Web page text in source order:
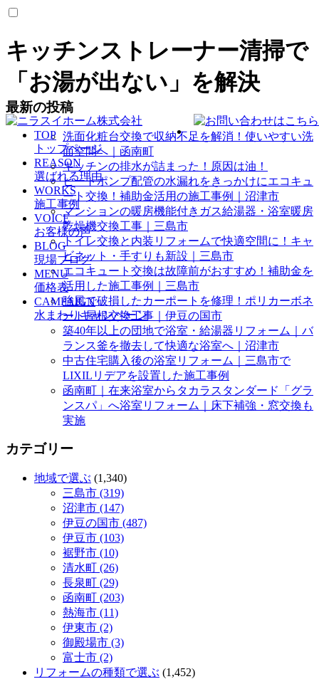
キッチンストレーナー清掃で
「お湯が出ない」を解決
TOP
トップページ
REASON
選ばれる理由
WORKS
施工事例
VOICE
お客様の声
BLOG
現場ブログ
MENU
価格表
CAMPAIGN
水まわりキャンペーン
最新の投稿
洗面化粧台交換で収納不足を解消！使いやすい洗
面空間へ｜函南町
キッチンの排水が詰まった！原因は油！
ヒートポンプ配管の水漏れをきっかけにエコキュ
ート交換！補助金活用の施工事例｜沼津市
マンションの暖房機能付きガス給湯器・浴室暖房
乾燥機交換工事｜三島市
トイレ交換と内装リフォームで快適空間に！キャ
ビネット・手すりも新設｜三島市
エコキュート交換は故障前がおすすめ！補助金を
活用した施工事例｜三島市
強風で破損したカーポートを修理！ポリカーボネ
ート屋根交換工事｜伊豆の国市
築40年以上の団地で浴室・給湯器リフォーム｜バ
ランス釜を撤去して快適な浴室へ｜沼津市
中古住宅購入後の浴室リフォーム｜三島市で
LIXILリデアを設置した施工事例
函南町｜在来浴室からタカラスタンダード「グラ
ンスパ」へ浴室リフォーム｜床下補強・窓交換も
実施
カテゴリー
地域で選ぶ (1,340)
三島市 (319)
沼津市 (147)
伊豆の国市 (487)
伊豆市 (103)
裾野市 (10)
清水町 (26)
長泉町 (29)
函南町 (203)
熱海市 (11)
伊東市 (2)
御殿場市 (3)
富士市 (2)
リフォームの種類で選ぶ (1,452)